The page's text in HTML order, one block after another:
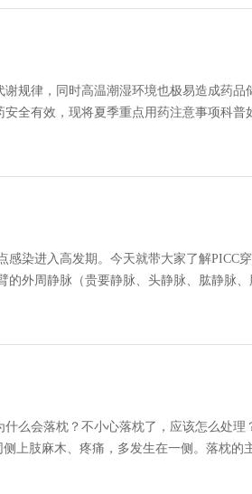
规律，同时高温潮湿环境也极易造成药品
全有效，现将夏季重点用药注意事项科普
感染进入高发期。今天就带大家了解PICC
的外周静脉（贵要静脉、头静脉、肱静脉
么会落枕？不小心落枕了，应该怎么处理
上肢麻木、疼痛，多发生在一侧。落枕的